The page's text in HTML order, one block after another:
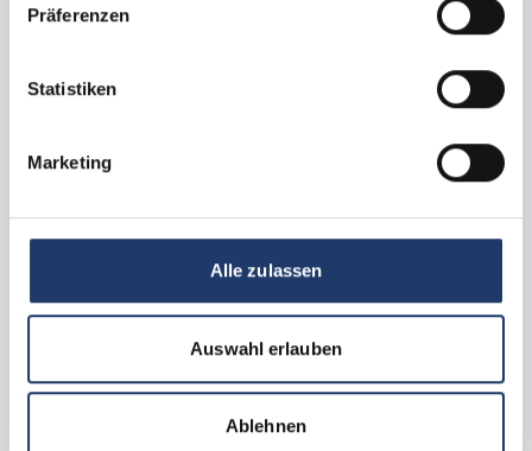
Präferenzen
Statistiken
Marketing
Alle zulassen
Auswahl erlauben
Ablehnen
Tutte le immagini
max. 1 - 6 Persone
Questa piccola piazzola ha meno di 60 m² ed è circondata
piccoli camper. È dotata di allacciamento alla corrente
elettrica, all'acqua e alle acque reflue ed è incluso anche